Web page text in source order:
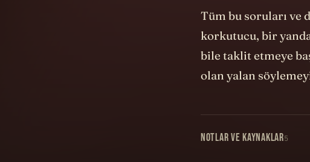
Tüm bu soruları ve
korkutucu, bir
bile taklit etmeye
olan yalan
NOTLAR VE KAYNAKLAR5